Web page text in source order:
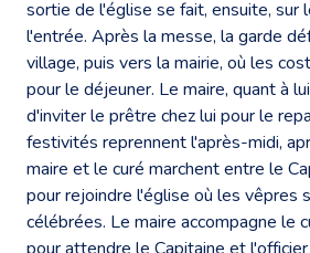
sortie de l'église se fait, ensuite, sur
l'entrée. Après la messe, la garde
village, puis vers la mairie, où les
pour le déjeuner. Le maire, quant à
d'inviter le prêtre chez lui pour le
festivités reprennent l'après-midi,
maire et le curé marchent entre le
pour rejoindre l'église où les vêpres
célébrées. Le maire accompagne le